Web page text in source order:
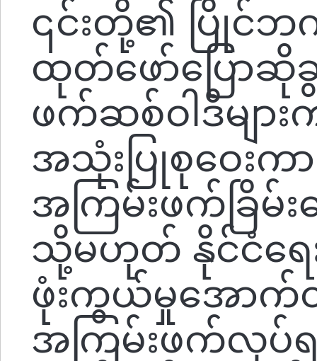
၎င်းတို့၏ ပြိုင်ဘ
ထုတ်ဖော်ပြော
ဖက်ဆစ်ဝါဒီမျ
အသုံးပြုစုဝေးက
အကြမ်းဖက်ခြိမ်းခ
သို့မဟုတ် နိုင်ငံရေး
ဖုံးကွယ်မှုအောက်
အကြမ်းဖက်လုပ်ရပ်